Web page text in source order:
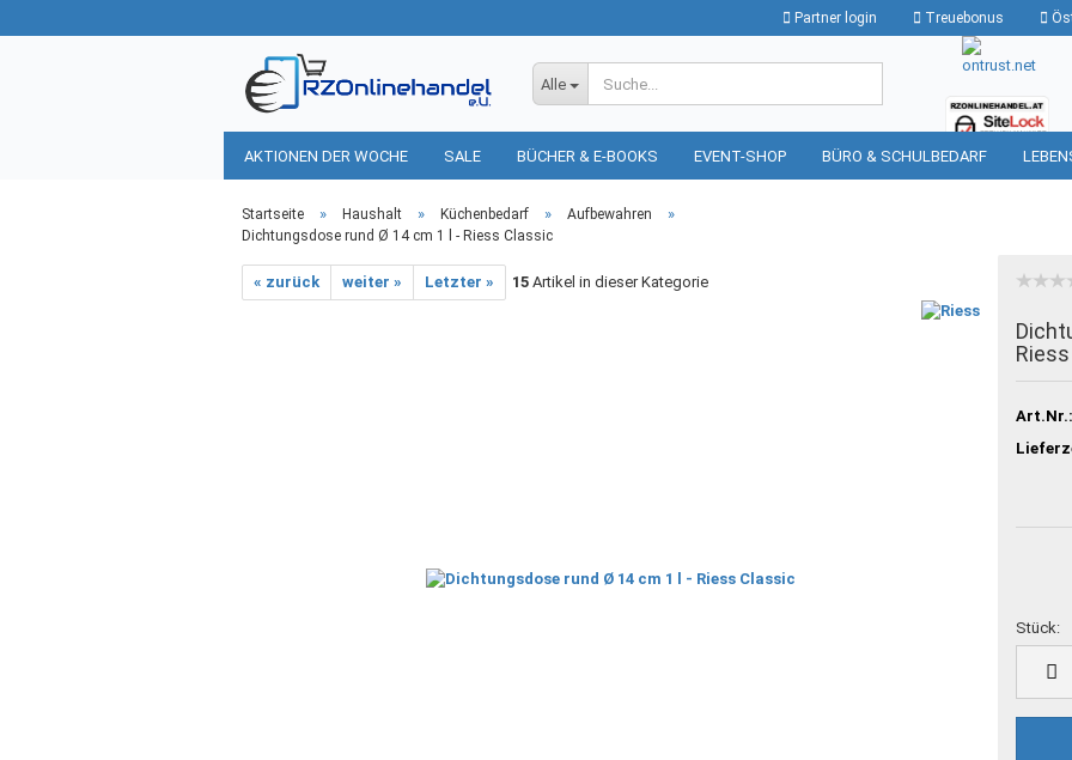
Partner login Treuebonus
Alle
AKTIONEN DER WOCHE SALE BÜCHER & E-BOOKS EVENT-SHOP BÜRO & SCHULBEDARF
HAUSHALT TIERBEDARF
Startseite » Haushalt » Küchenbedarf » Aufbewahren »
Dichtungsdose rund Ø 14 cm 1 l - Riess Classic
« zurück weiter » Letzter » 15 Artikel in dieser Kategorie
Art.Nr.:
Stück:
Stück